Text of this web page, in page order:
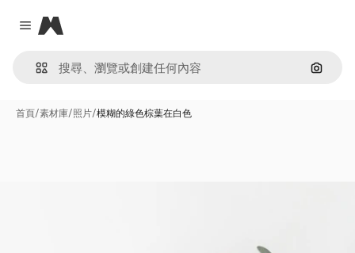
Close menu
Magnific
通過圖
首頁/素材庫/照片/模糊的綠色棕葉在白色